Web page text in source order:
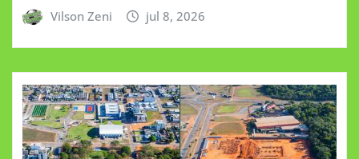
Vilson Zeni jul 8, 2026